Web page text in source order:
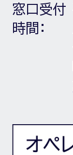
窓口受付
時間: